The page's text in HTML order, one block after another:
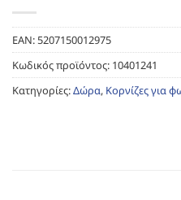
EAN:5207150012975
Κωδικός προϊόντος: 10401241
Κατηγορίες:Δώρα, Κορνίζες για